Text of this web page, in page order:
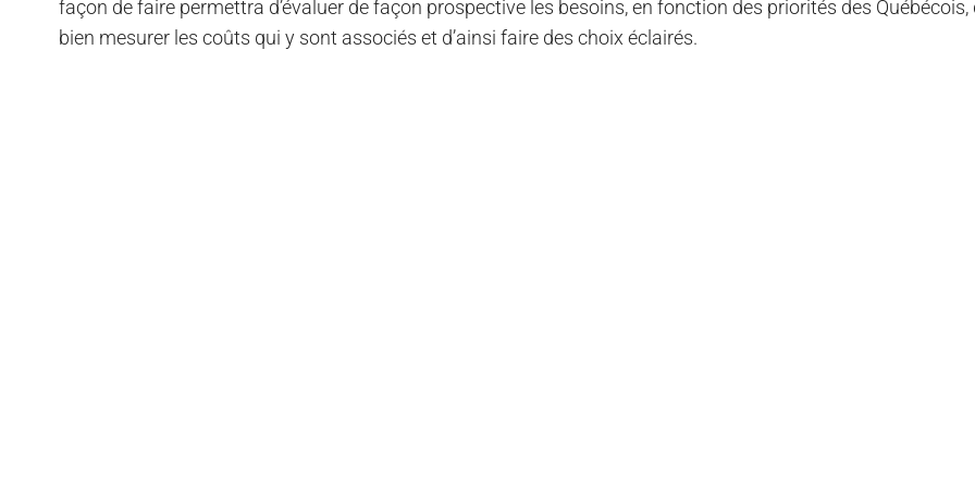
façon de faire permettra d’évaluer de façon prospective les besoins, en fonction des priorités des Québécois,
bien mesurer les coûts qui y sont associés et d’ainsi faire des choix éclairés.